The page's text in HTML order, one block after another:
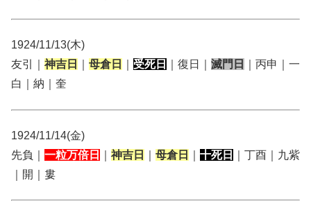
1924/11/13(木)
友引｜ 神吉日 母倉日 受死日 ｜復日｜ 滅門日
｜丙申｜一
白｜納｜奎
1924/11/14(金)
先負｜ 一粒万倍日 神吉日 母倉日 十死日
｜丁酉｜九紫
｜開｜婁